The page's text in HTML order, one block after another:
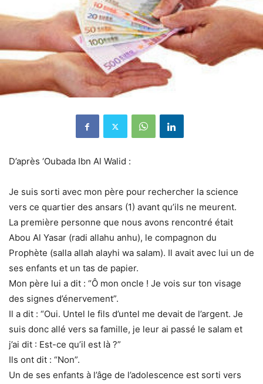
D’après ‘Oubada Ibn Al Walid :
Je suis sorti avec mon père pour rechercher la science
vers ce quartier des ansars (1) avant qu’ils ne meurent.
La première personne que nous avons rencontré était
Abou Al Yasar (radi allahu anhu), le compagnon du
Prophète (salla allah alayhi wa salam). Il avait avec lui un de
ses enfants et un tas de papier.
Mon père lui a dit : “Ô mon oncle ! Je vois sur ton visage
des signes d’énervement”.
Il a dit : “Oui. Untel le fils d’untel me devait de l’argent. Je
suis donc allé vers sa famille, je leur ai passé le salam et
j’ai dit : Est-ce qu’il est là ?”
Ils ont dit : “Non”.
Un de ses enfants à l’âge de l’adolescence est sorti vers